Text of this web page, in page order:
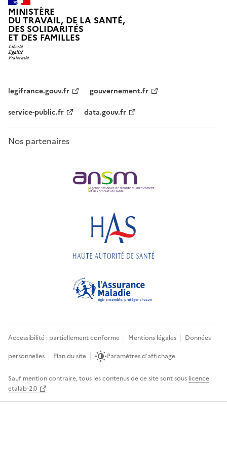
MINISTÈRE
DU TRAVAIL, DE LA SANTÉ,
DES SOLIDARITÉS
ET DES FAMILLES
legifrance.gouv.fr
gouvernement.fr
service-public.fr
data.gouv.fr
Nos partenaires
Accessibilité : partiellement conforme Mentions légales
Données
personnelles
Plan du site Paramètres d'affichage
Sauf mention contraire, tous les contenus de ce site sont sous licence
etalab-2.0